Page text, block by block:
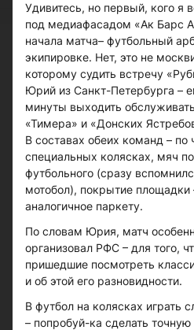
Удивитесь, но первый, кого я
под медиафасадом «Ак Барс
начала матча– футбольный
экипировке. Нет, это не
которому судить встречу
Юрий из Санкт-Петербурга –
минуты выходить
«Тимера» и «Донских
В составах обеих команд – по
специальных колясках, мяч
футбольного (сразу
мотобол), покрытие площадки
аналогичное паркету.
По словам Юрия, матч
организовал РФС – для того,
пришедшие посмотреть
и об этой его разновидности.
В футбол на колясках играть
– попробуй-ка сделать